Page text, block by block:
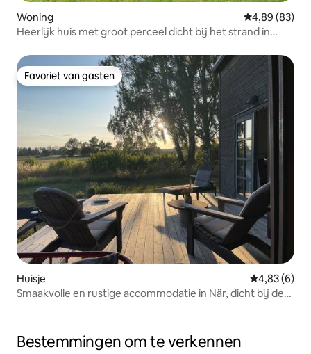
Woning Gemiddelde
4,89 (83)
Heerlijk huis met groot perceel dicht bij het strand in
Favoriet van gasten
Favoriet van gasten
Huisje Gemiddelde
4,83 (6)
Smaakvolle en rustige accommodatie in När, dicht bij de
Bestemmingen om te verkennen